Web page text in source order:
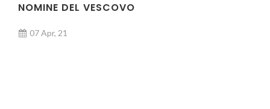
NOMINE DEL VESCOVO
07 Apr, 21